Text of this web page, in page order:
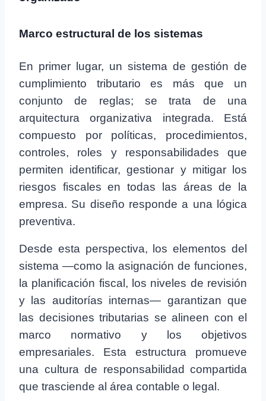
Marco estructural de los sistemas
En primer lugar, un sistema de gestión de
cumplimiento tributario es más que un
conjunto de reglas; se trata de una
arquitectura organizativa integrada. Está
compuesto por políticas, procedimientos,
controles, roles y responsabilidades que
permiten identificar, gestionar y mitigar los
riesgos fiscales en todas las áreas de la
empresa. Su diseño responde a una lógica
preventiva.
Desde esta perspectiva, los elementos del
sistema —como la asignación de funciones,
la planificación fiscal, los niveles de revisión
y las auditorías internas— garantizan que
las decisiones tributarias se alineen con el
marco normativo y los objetivos
empresariales. Esta estructura promueve
una cultura de responsabilidad compartida
que trasciende al área contable o legal.